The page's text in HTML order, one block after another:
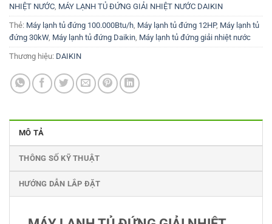
NHIỆT NƯỚC, MÁY LẠNH TỦ ĐỨNG GIẢI NHIỆT NƯỚC DAIKIN
Thẻ: Máy lạnh tủ đứng 100.000Btu/h, Máy lạnh tủ đứng 12HP, Máy lạnh tủ
đứng 30kW, Máy lạnh tủ đứng Daikin, Máy lạnh tủ đứng giải nhiệt nước
Thương hiệu: DAIKIN
MÔ TẢ
THÔNG SỐ KỸ THUẬT
HƯỚNG DẪN LẮP ĐẶT